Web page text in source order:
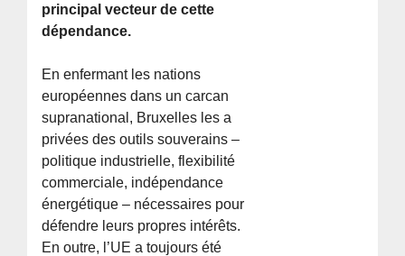
principal vecteur de cette
dépendance.
En enfermant les nations
européennes dans un carcan
supranational, Bruxelles les a
privées des outils souverains –
politique industrielle, flexibilité
commerciale, indépendance
énergétique – nécessaires pour
défendre leurs propres intérêts.
En outre, l’UE a toujours été